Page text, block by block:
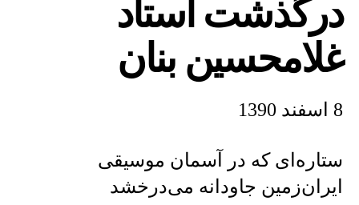
بنان
درگذشت استاد
غلامحسین بنان
8 اسفند 1390
ستاره‌ای که در آسمان موسیقی
ایران‌زمین جاودانه می‌درخشد